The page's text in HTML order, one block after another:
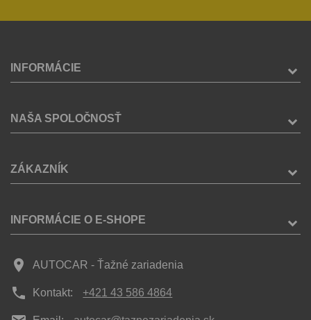
INFORMÁCIE
NAŠA SPOLOČNOSŤ
ZÁKAZNÍK
INFORMÁCIE O E-SHOPE
place AUTOCAR - Ťažné zariadenia
phone Kontakt: +421 43 586 4864